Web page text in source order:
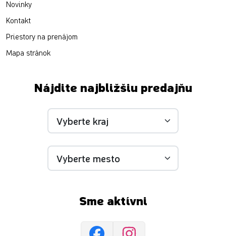
Novinky
Kontakt
Priestory na prenájom
Mapa stránok
Nájdite najbližšiu predajňu
Sme aktívni